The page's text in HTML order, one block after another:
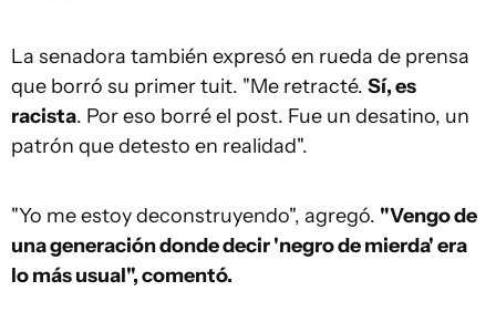
La senadora también expresó en rueda de prensa
que borró su primer tuit. "Me retracté. Sí, es
racista. Por eso borré el post. Fue un desatino, un
patrón que detesto en realidad".
"Yo me estoy deconstruyendo", agregó. "Vengo de
una generación donde decir 'negro de mierda' era
lo más usual", comentó.